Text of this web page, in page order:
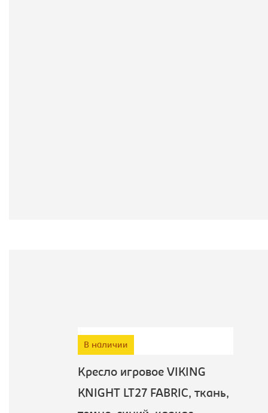
В наличии
Кресло игровое VIKING
KNIGHT LT27 FABRIC, ткань,